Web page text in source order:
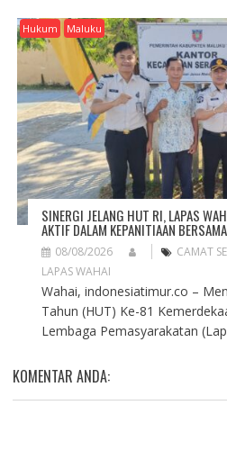
Hukum Maluku
SINERGI JELANG HUT RI, LAPAS
AKTIF DALAM KEPANITIAAN
08/08/2026 CAMAT
LAPAS WAHAI
Wahai, indonesiatimur.co –
Tahun (HUT) Ke-81
Lembaga Pemasyarakatan
KOMENTAR ANDA: